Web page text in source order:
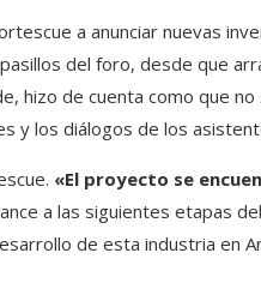
a anunciar nuevas
del foro, desde que
hizo de cuenta como que
y los diálogos de los
«El proyecto se
a las siguientes etapas
de esta industria en